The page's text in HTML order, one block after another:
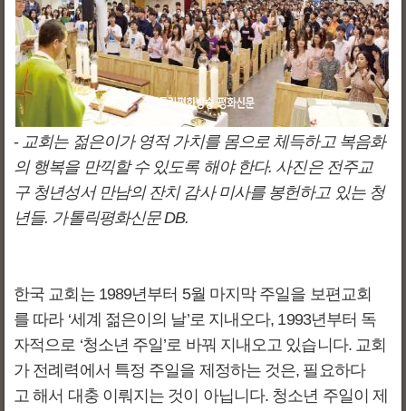
- 교회는 젊은이가 영적 가치를 몸으로 체득하고 복음화
의 행복을 만끽할 수 있도록 해야 한다. 사진은 전주교
구 청년성서 만남의 잔치 감사 미사를 봉헌하고 있는 청
년들. 가톨릭평화신문 DB.
한국 교회는 1989년부터 5월 마지막 주일을 보편교회
를 따라 ‘세계 젊은이의 날’로 지내오다, 1993년부터 독
자적으로 ‘청소년 주일’로 바꿔 지내오고 있습니다. 교회
가 전례력에서 특정 주일을 제정하는 것은, 필요하다
고 해서 대충 이뤄지는 것이 아닙니다. 청소년 주일이 제